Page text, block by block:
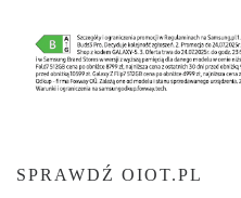
SPRAWDŹ OIOT.PL